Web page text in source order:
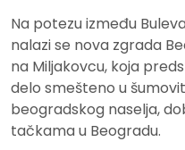
Na potezu između
nalazi se nova zgrada
na Miljakovcu, koja
delo smešteno u
beogradskog naselja,
tačkama u Beogradu.